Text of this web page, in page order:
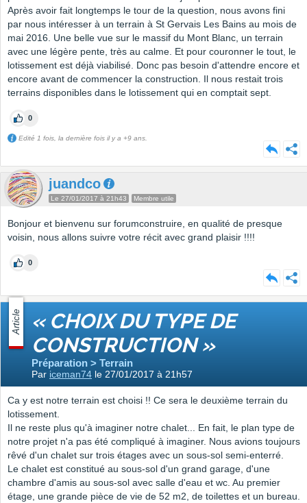
Après avoir fait longtemps le tour de la question, nous avons fini
par nous intéresser à un terrain à St Gervais Les Bains au mois de
mai 2016. Une belle vue sur le massif du Mont Blanc, un terrain
avec une légère pente, très au calme. Et pour couronner le tout, le
lotissement est déjà viabilisé. Donc pas besoin d'attendre encore et
encore avant de commencer la construction. Il nous restait trois
terrains disponibles dans le lotissement qui en comptait sept.
0
Edité 1 fois, la dernière fois il y a +9 ans.
juandco
Le 27/01/2017 à 21h43 Membre utile
Bonjour et bienvenu sur forumconstruire, en qualité de presque
voisin, nous allons suivre votre récit avec grand plaisir !!!!
0
Article « CHOIX DU TYPE DE
CONSTRUCTION »
Préparation > Terrain
Par iceman74 le 27/01/2017 à 21h57
Ca y est notre terrain est choisi !! Ce sera le deuxième terrain du
lotissement.
Il ne reste plus qu'à imaginer notre chalet... En fait, le plan type de
notre projet n'a pas été compliqué à imaginer. Nous avions toujours
rêvé d'un chalet sur trois étages avec un sous-sol semi-enterré.
Le chalet est constitué au sous-sol d'un grand garage, d'une
chambre d'amis au sous-sol avec salle d'eau et wc. Au premier
étage, une grande pièce de vie de 52 m2, de toilettes et un bureau.